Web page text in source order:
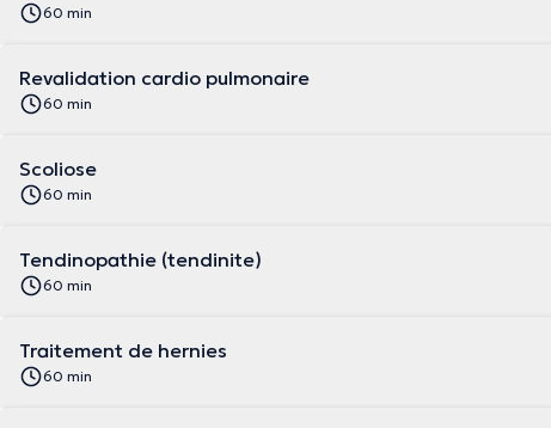
60 min
Revalidation cardio pulmonaire
60 min
Scoliose
60 min
Tendinopathie (tendinite)
60 min
Traitement de hernies
60 min